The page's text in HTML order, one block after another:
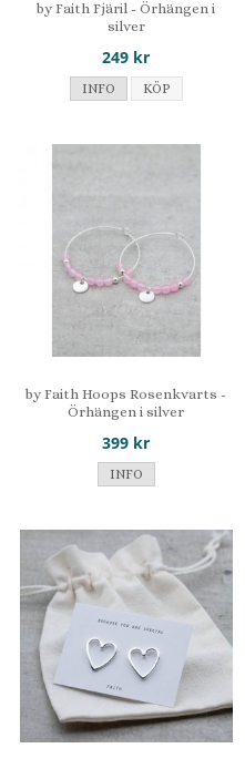
by Faith Fjäril - Örhängen i
silver
249 kr
INFO KÖP
by Faith Hoops Rosenkvarts -
Örhängen i silver
399 kr
INFO